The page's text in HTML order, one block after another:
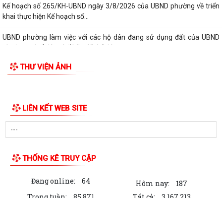
Kế hoạch số 265/KH-UBND ngày 3/8/2026 của UBND phường về triển
khai thực hiện Kế hoạch số...
UBND phường làm việc với các hộ dân đang sử dụng đất của UBND
phường tại tổ dân phố Lãm Khê (giáp...
PHƯỜNG KIẾN AN THAM DỰ HỘI NGHỊ TRỰC TUYẾN THÀNH PHỐ VỀ
Lễ chào cờ tháng 8/2026
Thông báo số 1298/TB-UBND ngày 31/7/2026 về việc công bố kế
việc công bố kế hoạch, danh mục khu đất...
THƯ VIỆN ẢNH
LIÊN KẾT WEB SITE
THỐNG KÊ TRUY CẬP
Đang online: 64 Hôm nay:
187